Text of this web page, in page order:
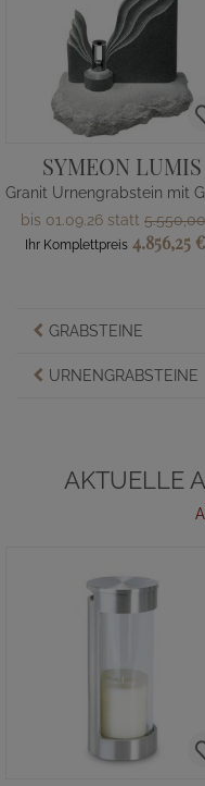
SYMEON LUMIS
bis 01.09.26 statt
Ihr Komplettpreis 4.856,25 €
GRABSTEINE
URNENGRABSTEINE
AKTUELLE